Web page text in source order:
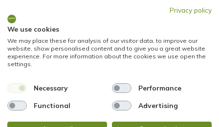
VERKAUFT
Privacy policy
We use cookies
We may place these for analysis of our visitor data, to improve our
website, show personalised content and to give you a great website
experience. For more information about the cookies we use open the
settings.
Necessary Performance
Functional Advertising